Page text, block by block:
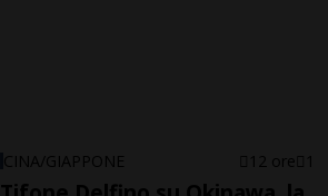
CINA/GIAPPONE 12 ore 1